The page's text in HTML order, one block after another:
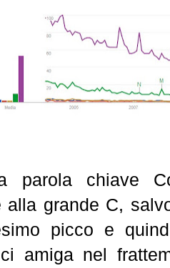
parola chiave
alla grande C,
picco e
amiga nel